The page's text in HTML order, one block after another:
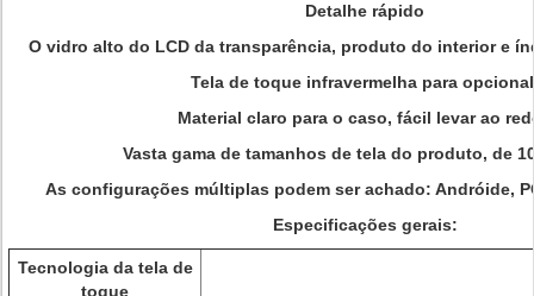
Detalhe rápido
O vidro alto do LCD da transparência, produto do interior e
Tela de toque infravermelha para
Material claro para o caso, fácil levar ao
Vasta gama de tamanhos de tela do produto, de
As configurações múltiplas podem ser achado: Andróide,
Especificações gerais:
Tecnologia da tela de
toque